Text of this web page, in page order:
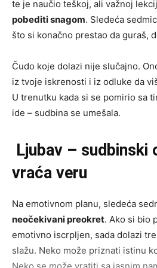
te je naučio teškoj, ali važnoj
pobediti snagom. Sledeća
što si konačno prestao da guraš,
Čudo koje dolazi nije slučajno.
iz tvoje iskrenosti i iz odluke da
U trenutku kada si se pomirio sa
ide – sudbina se umešala.
Ljubav – sudbinski
vraća veru
Na emotivnom planu, sledeća
neočekivani preokret. Ako si bio
emotivno iscrpljen, sada dolazi
slažu. Neko može priznati istinu